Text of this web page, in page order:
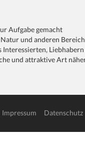
Aufgabe gemacht
und anderen
Liebhabern
und attraktive Art
Impressum Datenschutz